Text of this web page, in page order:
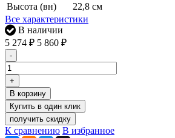
Высота (вн)
22,8 см
Все характеристики
В наличии
5 274 ₽ 5 860 ₽
-
+
В корзину
получить скидку
К сравнению В избранное